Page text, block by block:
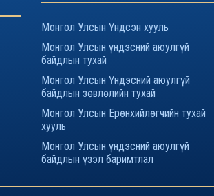
Монгол Улсын Үндсэн хууль
Монгол Улсын үндэсний аюулгүй
байдлын тухай
Монгол Улсын Үндэсний аюулгүй
байдлын зөвлөлийн тухай
Монгол Улсын Ерөнхийлөгчийн тухай
хууль
Монгол Улсын үндэсний аюулгүй
байдлын үзэл баримтлал